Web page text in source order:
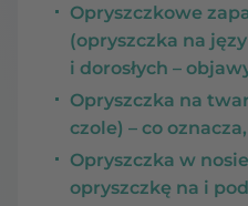
Opryszczkowe
(opryszczka na
i dorosłych –
Opryszczka na
czole) – co
Opryszczka w
opryszczkę na i